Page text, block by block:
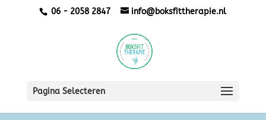
06 - 2058 2847 info@boksfittherapie.nl
Pagina Selecteren